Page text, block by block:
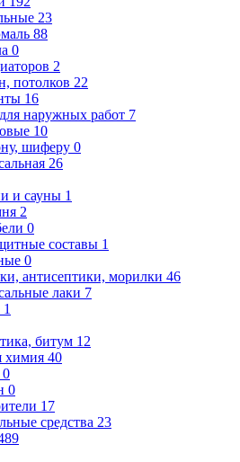
23
88
0
2
потолков 22
16
наружных работ 7
10
шиферу 0
26
и сауны 1
2
0
составы 1
0
антисептики, морилки 46
лаки 7
1
битум 12
химия 40
0
0
17
средства 23